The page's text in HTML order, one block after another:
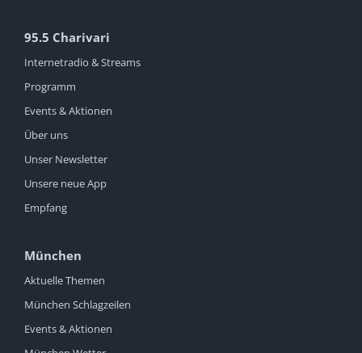
95.5 Charivari
Internetradio & Streams
Programm
Events & Aktionen
Über uns
Unser Newsletter
Unsere neue App
Empfang
München
Aktuelle Themen
München Schlagzeilen
Events & Aktionen